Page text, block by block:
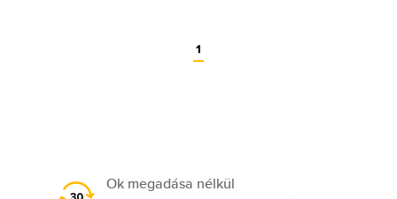
1
Ok megadása nélkül